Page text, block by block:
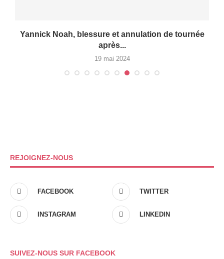
Yannick Noah, blessure et annulation de tournée
après...
19 mai 2024
REJOIGNEZ-NOUS
FACEBOOK TWITTER
INSTAGRAM LINKEDIN
SUIVEZ-NOUS SUR FACEBOOK